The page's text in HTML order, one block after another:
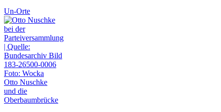
Un-Orte
Otto Nuschke
und die
Oberbaumbrücke